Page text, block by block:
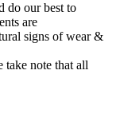
do our best to
are
signs of wear &
take note that all